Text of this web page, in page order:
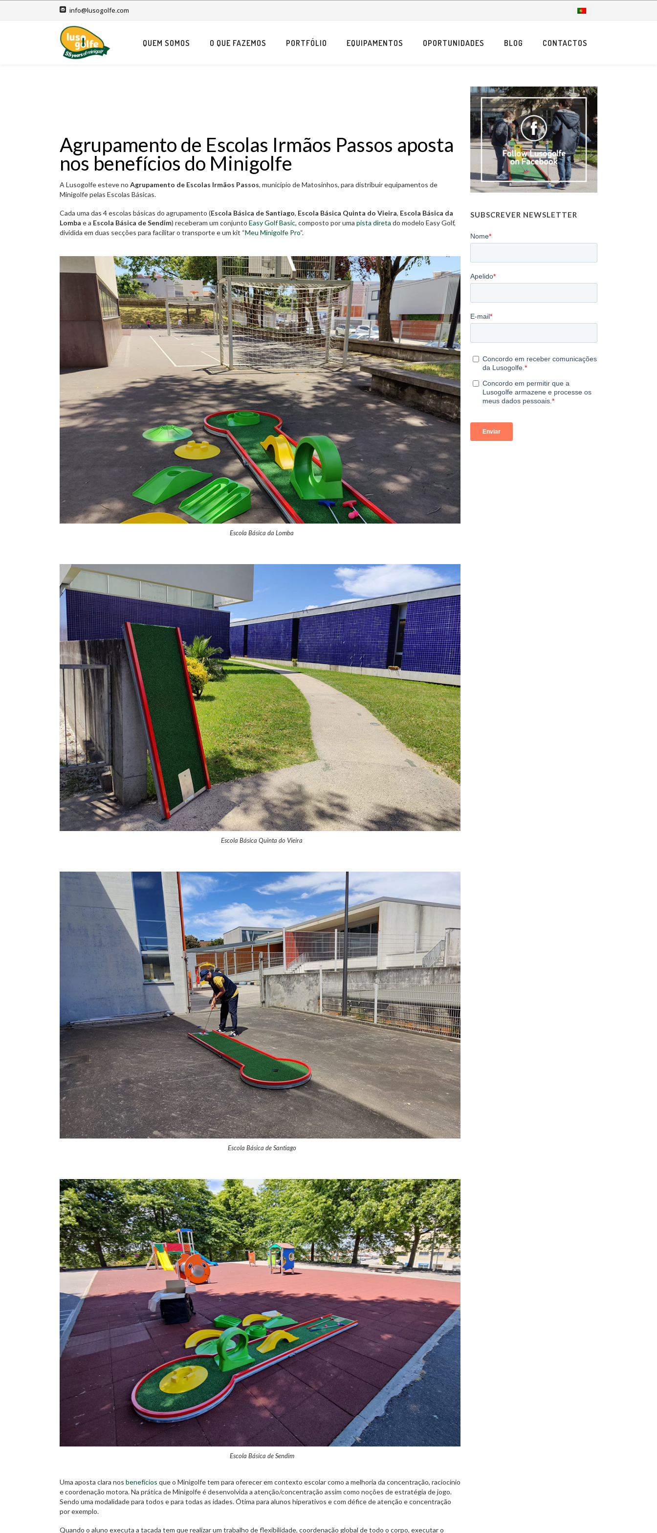
info@lusogolfe.com
QUEM SOMOS O QUE FAZEMOS PORTFÓLIO EQUIPAMENTOS OPORTUNIDADES BLOG CONTACTOS
Agrupamento de Escolas Irmãos Passos aposta
nos benefícios do Minigolfe
A Lusogolfe esteve no Agrupamento de Escolas Irmãos Passos, município de Matosinhos, para distribuir equipamentos de
Minigolfe pelas Escolas Básicas.
Cada uma das 4 escolas básicas do agrupamento (Escola Básica de Santiago, Escola Básica Quinta do Vieira, Escola Básica da
Lomba e a Escola Básica de Sendim) receberam um conjunto Easy Golf Basic, composto por uma pista direta do modelo Easy Golf,
dividida em duas secções para facilitar o transporte e um kit “Meu Minigolfe Pro“.
Escola Básica da Lomba
Escola Básica Quinta do Vieira
Escola Básica de Santiago
Escola Básica de Sendim
Uma aposta clara nos benefícios que o Minigolfe tem para oferecer em contexto escolar como a melhoria da concentração, raciocínio
e coordenação motora. Na prática de Minigolfe é desenvolvida a atenção/concentração assim como noções de estratégia de jogo.
Sendo uma modalidade para todos e para todas as idades. Ótima para alunos hiperativos e com défice de atenção e concentração
por exemplo.
Quando o aluno executa a tacada tem que realizar um trabalho de flexibilidade, coordenação global de todo o corpo, executar o
SUBSCREVER NEWSLETTER